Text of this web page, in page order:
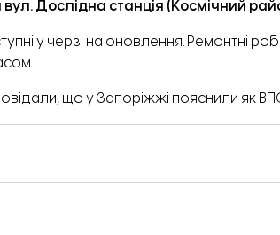
Дослідна станція (Космічний
у черзі на оновлення. Ремонтні
що у Запоріжжі пояснили як